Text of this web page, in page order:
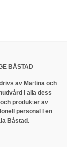
BÅSTAD
av Martina och
i alla dess
produkter av
personal i en
Båstad.